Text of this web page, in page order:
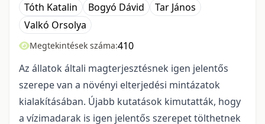
Tóth Katalin Bogyó Dávid
Tar János
Valkó Orsolya
Megtekintések száma:410
Az állatok általi magterjesztésnek igen jelentős
szerepe van a növényi elterjedési mintázatok
kialakításában. Újabb kutatások kimutatták, hogy
a vízimadarak is igen jelentős szerepet tölthetnek